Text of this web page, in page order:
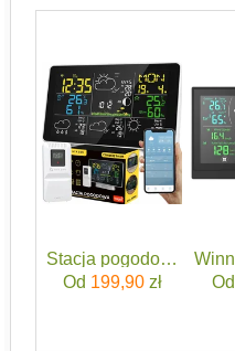
Stacja pogodowa
Od 199,90zł
Od